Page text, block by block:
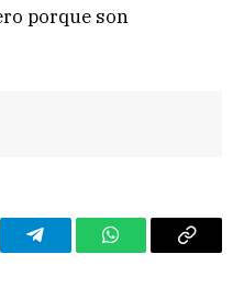
porque son
TelegramWhatsAppCopy